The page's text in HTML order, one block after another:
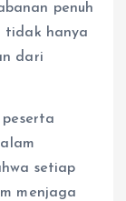
penuh
tidak hanya
dari
setiap
menjaga